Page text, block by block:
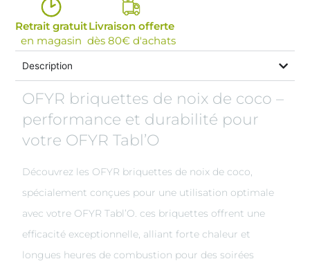
Retrait gratuit
en magasin
Livraison offerte
dès 80€ d'achats
Description
OFYR briquettes de noix de coco –
performance et durabilité pour
votre OFYR Tabl’O
Découvrez les OFYR briquettes de noix de coco,
spécialement conçues pour une utilisation optimale
avec votre OFYR Tabl’O. ces briquettes offrent une
efficacité exceptionnelle, alliant forte chaleur et
longues heures de combustion pour des soirées